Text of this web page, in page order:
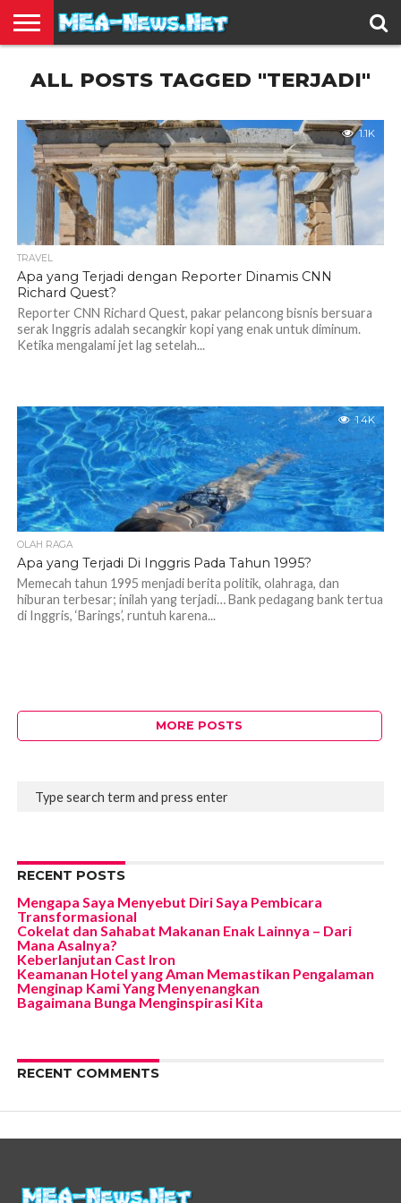
TERBARU
EDUKASI
HIBURAN
INSPIRASI
KESEHATAN
KULINER
OLAH
RAGA
OTOMOTIF
TRAVEL
JUAL
BELI
ALL POSTS TAGGED "TERJADI"
1.1K
TRAVEL
Apa yang Terjadi dengan Reporter Dinamis CNN
Richard Quest?
Reporter CNN Richard Quest, pakar pelancong bisnis bersuara
serak Inggris adalah secangkir kopi yang enak untuk diminum.
Ketika mengalami jet lag setelah...
1.4K
OLAH RAGA
Apa yang Terjadi Di Inggris Pada Tahun 1995?
Memecah tahun 1995 menjadi berita politik, olahraga, dan
hiburan terbesar; inilah yang terjadi… Bank pedagang bank tertua
di Inggris, ‘Barings’, runtuh karena...
MORE POSTS
RECENT POSTS
Mengapa Saya Menyebut Diri Saya Pembicara
Transformasional
Cokelat dan Sahabat Makanan Enak Lainnya – Dari
Mana Asalnya?
Keberlanjutan Cast Iron
Keamanan Hotel yang Aman Memastikan Pengalaman
Menginap Kami Yang Menyenangkan
Bagaimana Bunga Menginspirasi Kita
RECENT COMMENTS